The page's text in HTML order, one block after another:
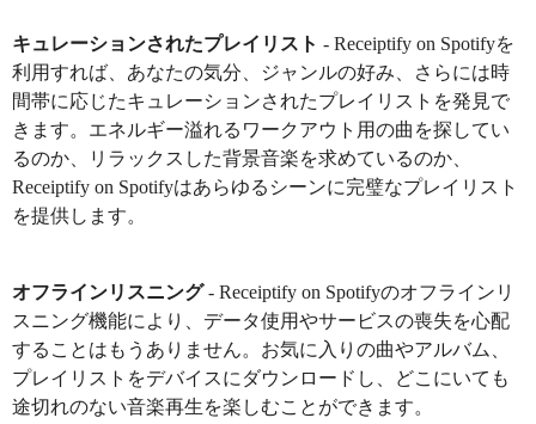
キュレーションされたプレイリスト - Receiptify on Spotifyを
利用すれば、あなたの気分、ジャンルの好み、さらには時
間帯に応じたキュレーションされたプレイリストを発見で
きます。エネルギー溢れるワークアウト用の曲を探してい
るのか、リラックスした背景音楽を求めているのか、
Receiptify on Spotifyはあらゆるシーンに完璧なプレイリスト
を提供します。
オフラインリスニング- Receiptify on Spotifyのオフラインリ
スニング機能により、データ使用やサービスの喪失を心配
することはもうありません。お気に入りの曲やアルバム、
プレイリストをデバイスにダウンロードし、どこにいても
途切れのない音楽再生を楽しむことができます。